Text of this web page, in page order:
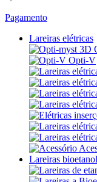
Pagamento
Lareiras elétricas
Opti-V
Lareiras bioetanol